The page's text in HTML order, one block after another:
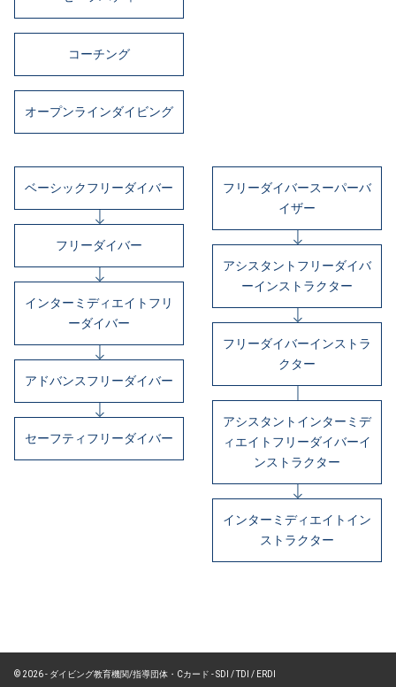
コーチング
オープンラインダイビング
ベーシックフリーダイバー
フリーダイバー
インターミディエイトフリ
ーダイバー
アドバンスフリーダイバー
セーフティフリーダイバー
フリーダイバースーパーバ
イザー
アシスタントフリーダイバ
ーインストラクター
フリーダイバーインストラ
クター
アシスタントインターミデ
ィエイトフリーダイバーイ
ンストラクター
インターミディエイトイン
ストラクター
© 2026 - ダイビング教育機関/指導団体・Cカード - SDI / TDI / ERDI